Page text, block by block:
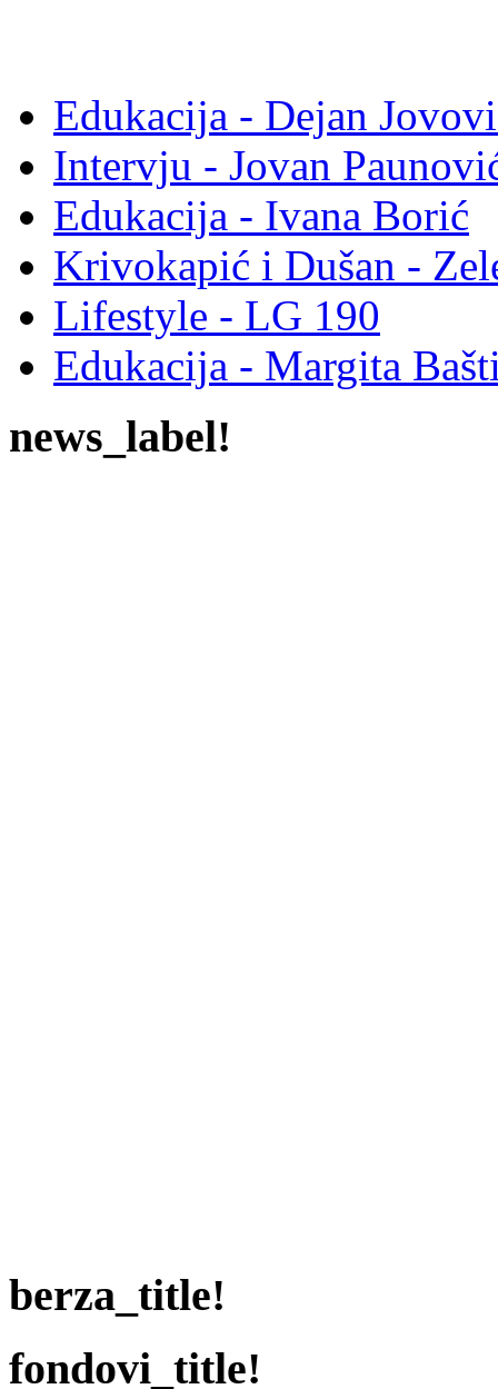
Edukacija - Dejan
Intervju - Jovan
Edukacija - Ivana Borić
Krivokapić i Dušan -
Lifestyle - LG 190
Edukacija - Margita
news_label!
berza_title!
fondovi_title!